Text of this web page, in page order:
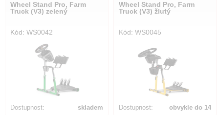
Wheel Stand Pro, Farm
Truck (V3) zelený
Kód: WS0042
Dostupnost: skladem
Wheel Stand Pro, Farm
Truck (V3) žlutý
Kód: WS0045
Dostupnost:
obvykle do 14